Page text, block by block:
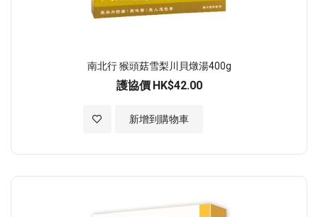
南北行 猴頭菇雪梨川貝燉湯400g
護協價 HK$42.00
新增到購物車
加入至願望清單